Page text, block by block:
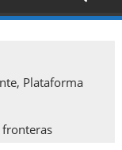
Plataforma
fronteras